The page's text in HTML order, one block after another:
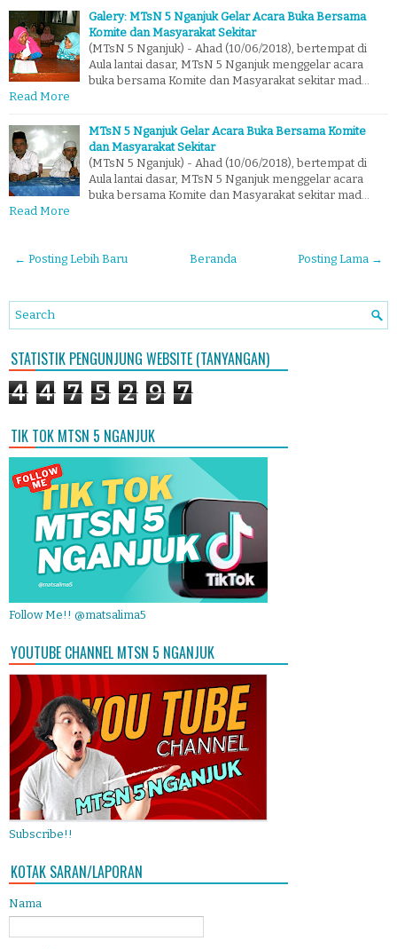
Galery: MTsN 5 Nganjuk Gelar Acara Buka Bersama
Komite dan Masyarakat Sekitar
(MTsN 5 Nganjuk) - Ahad (10/06/2018), bertempat di
Aula lantai dasar, MTsN 5 Nganjuk menggelar acara
buka bersama Komite dan Masyarakat sekitar mad…
Read More
MTsN 5 Nganjuk Gelar Acara Buka Bersama Komite
dan Masyarakat Sekitar
(MTsN 5 Nganjuk) - Ahad (10/06/2018), bertempat di
Aula lantai dasar, MTsN 5 Nganjuk menggelar acara
buka bersama Komite dan Masyarakat sekitar mad…
Read More
← Posting Lebih Baru Posting Lama →
Beranda
STATISTIK PENGUNJUNG WEBSITE (TANYANGAN)
4 4 7 5 2 9 7
TIK TOK MTSN 5 NGANJUK
Follow Me!! @matsalima5
YOUTUBE CHANNEL MTSN 5 NGANJUK
Subscribe!!
KOTAK SARAN/LAPORAN
Nama